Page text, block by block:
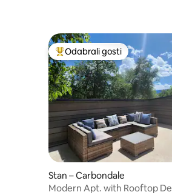
Među najviše rangiranima s
Odabrali gosti
Stan – Carbondale
Modern Apt. with Rooftop